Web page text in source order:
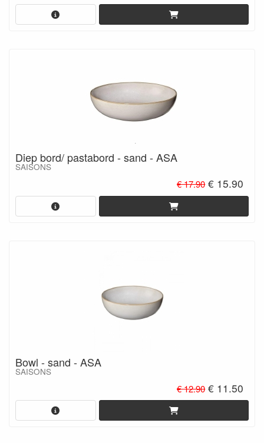
Diep bord/ pastabord - sand - ASA
SAISONS
€ 17.90€ 15.90
Bowl - sand - ASA
SAISONS
€ 12.90€ 11.50